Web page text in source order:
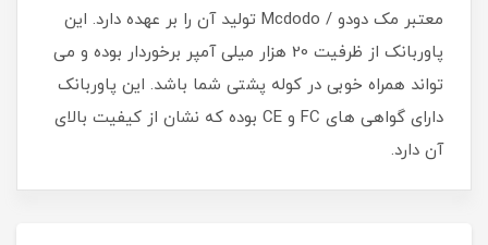
معتبر مک دودو / Mcdodo تولید آن را بر عهده دارد. این
پاوربانک از ظرفیت 20 هزار میلی آمپر برخوردار بوده و می‌
تواند همراه خوبی در کوله‌ پشتی شما باشد. این پاوربانک
دارای گواهی‌ های FC و CE بوده که نشان از کیفیت بالای
آن دارد.